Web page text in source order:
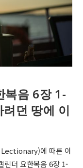
음 6장 1-
던 땅에 이
에 따른 이
린더 요한복음 6장 1-